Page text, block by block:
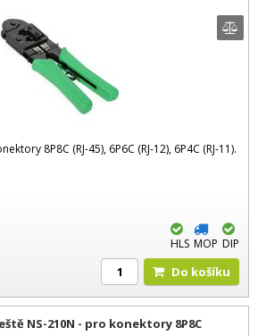
8P8C (RJ-45), 6P6C (RJ-12), 6P4C (RJ-11).
HLS MOP DIP
Do košíku
NS-210N - pro konektory 8P8C